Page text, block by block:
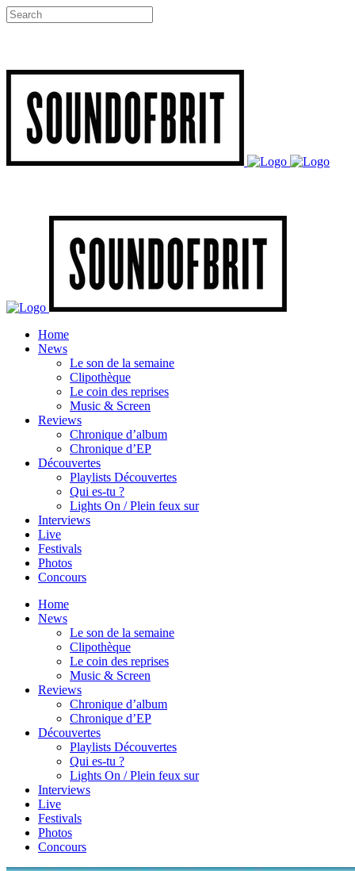
Home
News
Le son de la semaine
Clipothèque
Le coin des reprises
Music & Screen
Reviews
Chronique d’album
Chronique d’EP
Découvertes
Playlists Découvertes
Qui es-tu ?
Lights On / Plein feux sur
Interviews
Live
Festivals
Photos
Concours
Home
News
Le son de la semaine
Clipothèque
Le coin des reprises
Music & Screen
Reviews
Chronique d’album
Chronique d’EP
Découvertes
Playlists Découvertes
Qui es-tu ?
Lights On / Plein feux sur
Interviews
Live
Festivals
Photos
Concours